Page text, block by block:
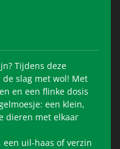
Tijdens deze
slag met wol! Met
en een flinke dosis
een klein,
dieren met elkaar
uil-haas of verzin